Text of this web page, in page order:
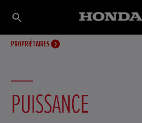
PROPRIÉTAIRES
PUISSANCE